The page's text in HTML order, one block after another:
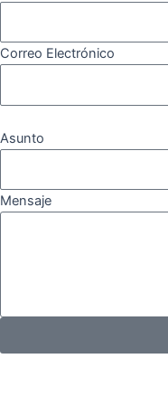
Correo Electrónico
Asunto
Mensaje